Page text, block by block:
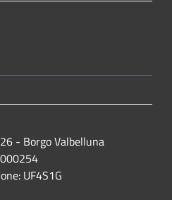
- Borgo Valbelluna
UF4S1G